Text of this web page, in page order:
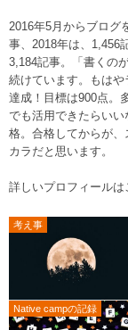
2016年5月からブログ
事、2018年は、1,456
3,184記事。「書くの
続けています。もは
達成！目標は900点。
でも活用できたらい
格。合格してからが
カラだと思います。
詳しいプロフィールは
考え事
Native campの記録